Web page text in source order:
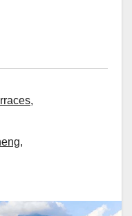
,
,